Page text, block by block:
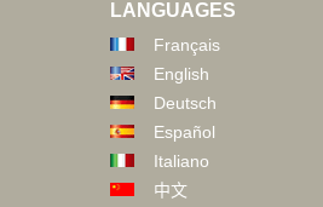
LANGUAGES
Français
English
Deutsch
Español
Italiano
中文